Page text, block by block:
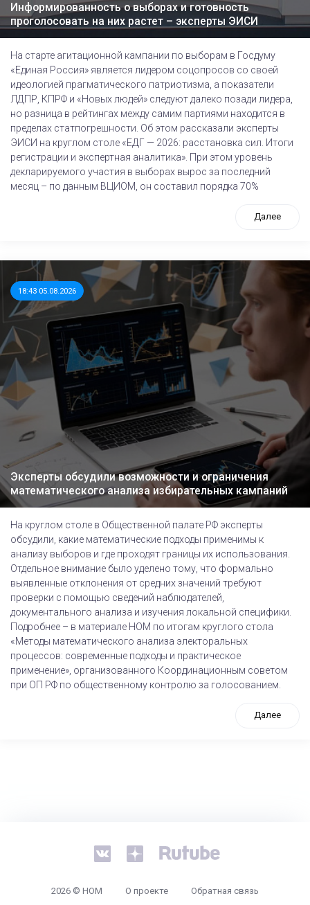
Информированность о выборах и готовность
проголосовать на них растет – эксперты ЭИСИ
На старте агитационной кампании по выборам в Госдуму
«Единая Россия» является лидером соцопросов со своей
идеологией прагматического патриотизма, а показатели
ЛДПР, КПРФ и «Новых людей» следуют далеко позади лидера,
но разница в рейтингах между самим партиями находится в
пределах статпогрешности. Об этом рассказали эксперты
ЭИСИ на круглом столе «ЕДГ — 2026: расстановка сил. Итоги
регистрации и экспертная аналитика». При этом уровень
декларируемого участия в выборах вырос за последний
месяц – по данным ВЦИОМ, он составил порядка 70%
Далее
18:43 05.08.2026
Эксперты обсудили возможности и ограничения
математического анализа избирательных кампаний
На круглом столе в Общественной палате РФ эксперты
обсудили, какие математические подходы применимы к
анализу выборов и где проходят границы их использования.
Отдельное внимание было уделено тому, что формально
выявленные отклонения от средних значений требуют
проверки с помощью сведений наблюдателей,
документального анализа и изучения локальной специфики.
Подробнее – в материале НОМ по итогам круглого стола
«Методы математического анализа электоральных
процессов: современные подходы и практическое
применение», организованного Координационным советом
при ОП РФ по общественному контролю за голосованием.
Далее
2026 © НОМ О проекте Обратная связь